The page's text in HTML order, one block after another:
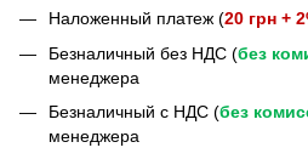
Наложенный платеж (20 грн +
Безналичный без НДС (без
менеджера
Безналичный с НДС (без
менеджера